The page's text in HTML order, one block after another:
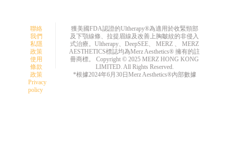
聯絡
我們
私隱
政策
使用
條款
政策
Privacy
policy
獲美國FDA認證的Ultherapy®為適用於收緊頸部
及下顎線條、拉提眉線及改善上胸皺紋的非侵入
式治療。Ultherapy、DeepSEE、 MERZ 、 MERZ
AESTHETICS標誌均為Merz Aesthetics® 擁有的註
冊商標。 Copyright ©️ 2025 MERZ HONG KONG
LIMITED. All Rights Reserved.
*根據2024年6月30日Merz Aesthetics®內部數據